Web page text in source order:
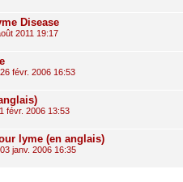
Disease
2011 19:17
26 févr. 2006 16:53
févr. 2006 13:53
lyme (en anglais)
03 janv. 2006 16:35